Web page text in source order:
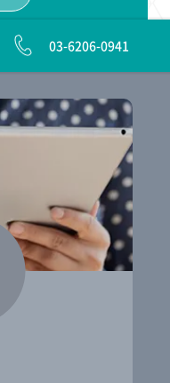
03-6206-0941